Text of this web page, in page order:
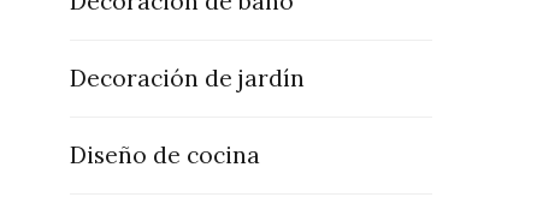
Decoración de jardín
Diseño de cocina